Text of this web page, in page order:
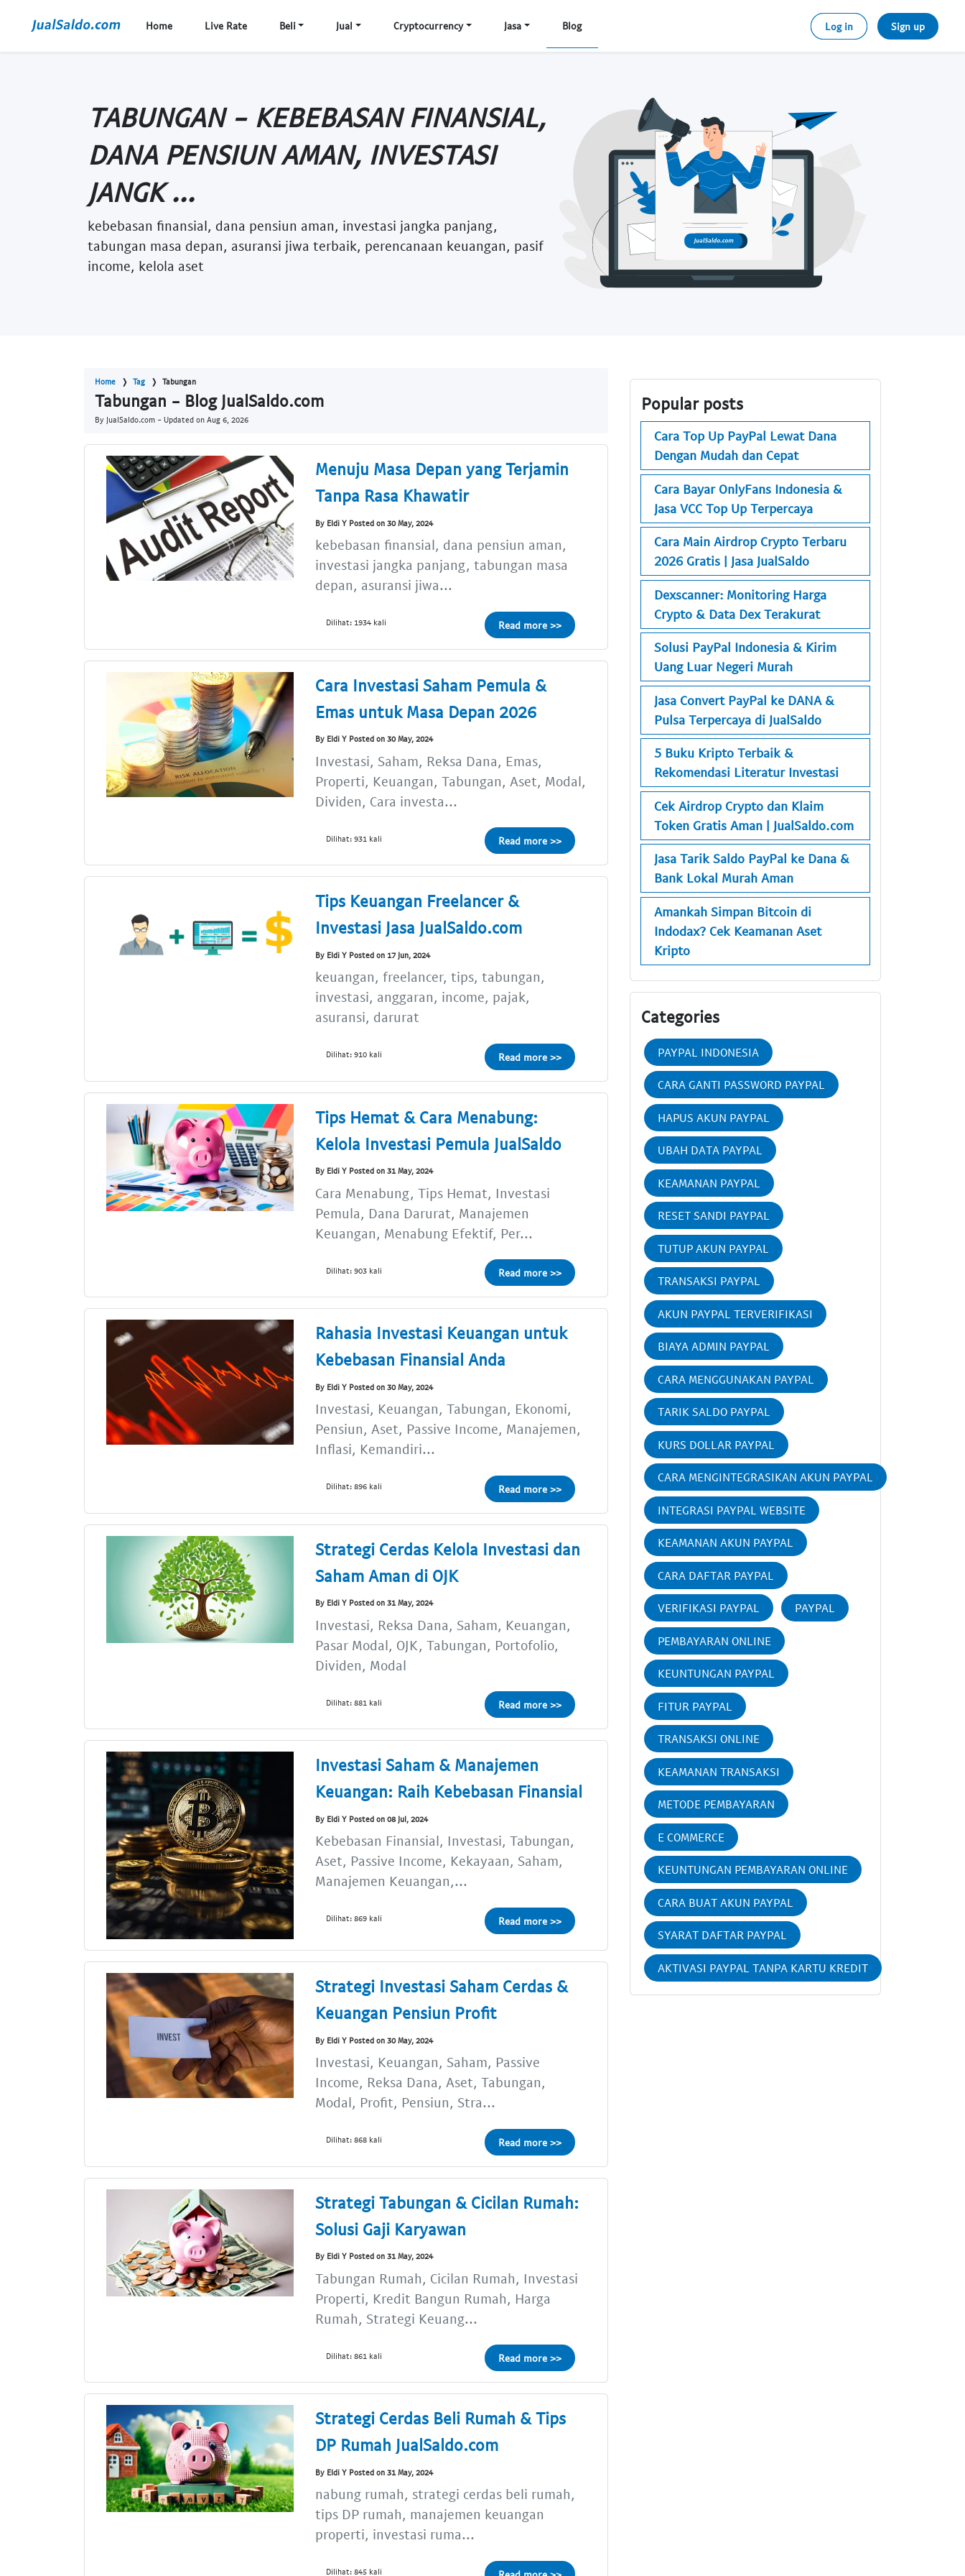
Home Live Rate Beli Jual Cryptocurrency Jasa Blog Log in Sign up
TABUNGAN - KEBEBASAN FINANSIAL,
DANA PENSIUN AMAN, INVESTASI
JANGK ...
kebebasan finansial, dana pensiun aman, investasi jangka panjang,
tabungan masa depan, asuransi jiwa terbaik, perencanaan keuangan, pasif
income, kelola aset
Home Tag Tabungan
Tabungan - Blog JualSaldo.com
By JualSaldo.com - Updated on Aug 6, 2026
Menuju Masa Depan yang Terjamin
Tanpa Rasa Khawatir
By Eldi Y Posted on 30 May, 2024
kebebasan finansial, dana pensiun aman,
investasi jangka panjang, tabungan masa
depan, asuransi jiwa...
Dilihat: 1934 kali Read more >>
Cara Investasi Saham Pemula &
Emas untuk Masa Depan 2026
By Eldi Y Posted on 30 May, 2024
Investasi, Saham, Reksa Dana, Emas,
Properti, Keuangan, Tabungan, Aset, Modal,
Dividen, Cara investa...
Dilihat: 931 kali Read more >>
Tips Keuangan Freelancer &
Investasi Jasa JualSaldo.com
By Eldi Y Posted on 17 Jun, 2024
keuangan, freelancer, tips, tabungan,
investasi, anggaran, income, pajak,
asuransi, darurat
Dilihat: 910 kali Read more >>
Tips Hemat & Cara Menabung:
Kelola Investasi Pemula JualSaldo
By Eldi Y Posted on 31 May, 2024
Cara Menabung, Tips Hemat, Investasi
Pemula, Dana Darurat, Manajemen
Keuangan, Menabung Efektif, Per...
Dilihat: 903 kali Read more >>
Rahasia Investasi Keuangan untuk
Kebebasan Finansial Anda
By Eldi Y Posted on 30 May, 2024
Investasi, Keuangan, Tabungan, Ekonomi,
Pensiun, Aset, Passive Income, Manajemen,
Inflasi, Kemandiri...
Dilihat: 896 kali Read more >>
Strategi Cerdas Kelola Investasi dan
Saham Aman di OJK
By Eldi Y Posted on 31 May, 2024
Investasi, Reksa Dana, Saham, Keuangan,
Pasar Modal, OJK, Tabungan, Portofolio,
Dividen, Modal
Dilihat: 881 kali Read more >>
Investasi Saham & Manajemen
Keuangan: Raih Kebebasan Finansial
By Eldi Y Posted on 08 Jul, 2024
Kebebasan Finansial, Investasi, Tabungan,
Aset, Passive Income, Kekayaan, Saham,
Manajemen Keuangan,...
Dilihat: 869 kali Read more >>
Strategi Investasi Saham Cerdas &
Keuangan Pensiun Profit
By Eldi Y Posted on 30 May, 2024
Investasi, Keuangan, Saham, Passive
Income, Reksa Dana, Aset, Tabungan,
Modal, Profit, Pensiun, Stra...
Dilihat: 868 kali Read more >>
Strategi Tabungan & Cicilan Rumah:
Solusi Gaji Karyawan
By Eldi Y Posted on 31 May, 2024
Tabungan Rumah, Cicilan Rumah, Investasi
Properti, Kredit Bangun Rumah, Harga
Rumah, Strategi Keuang...
Dilihat: 861 kali Read more >>
Strategi Cerdas Beli Rumah & Tips
DP Rumah JualSaldo.com
By Eldi Y Posted on 31 May, 2024
nabung rumah, strategi cerdas beli rumah,
tips DP rumah, manajemen keuangan
properti, investasi ruma...
Dilihat: 845 kali
Popular posts
Cara Top Up PayPal Lewat Dana
Dengan Mudah dan Cepat
Cara Bayar OnlyFans Indonesia &
Jasa VCC Top Up Terpercaya
Cara Main Airdrop Crypto Terbaru
2026 Gratis | Jasa JualSaldo
Dexscanner: Monitoring Harga
Crypto & Data Dex Terakurat
Solusi PayPal Indonesia & Kirim
Uang Luar Negeri Murah
Jasa Convert PayPal ke DANA &
Pulsa Terpercaya di JualSaldo
5 Buku Kripto Terbaik &
Rekomendasi Literatur Investasi
Cek Airdrop Crypto dan Klaim
Token Gratis Aman | JualSaldo.com
Jasa Tarik Saldo PayPal ke Dana &
Bank Lokal Murah Aman
Amankah Simpan Bitcoin di
Indodax? Cek Keamanan Aset
Kripto
Categories
PAYPAL INDONESIA
CARA GANTI PASSWORD PAYPAL
HAPUS AKUN PAYPAL
UBAH DATA PAYPAL
KEAMANAN PAYPAL
RESET SANDI PAYPAL
TUTUP AKUN PAYPAL
TRANSAKSI PAYPAL
AKUN PAYPAL TERVERIFIKASI
BIAYA ADMIN PAYPAL
CARA MENGGUNAKAN PAYPAL
TARIK SALDO PAYPAL
KURS DOLLAR PAYPAL
CARA MENGINTEGRASIKAN AKUN PAYPAL
INTEGRASI PAYPAL WEBSITE
KEAMANAN AKUN PAYPAL
CARA DAFTAR PAYPAL
VERIFIKASI PAYPAL PAYPAL
PEMBAYARAN ONLINE
KEUNTUNGAN PAYPAL
FITUR PAYPAL
TRANSAKSI ONLINE
KEAMANAN TRANSAKSI
METODE PEMBAYARAN
E COMMERCE
KEUNTUNGAN PEMBAYARAN ONLINE
CARA BUAT AKUN PAYPAL
SYARAT DAFTAR PAYPAL
AKTIVASI PAYPAL TANPA KARTU KREDIT